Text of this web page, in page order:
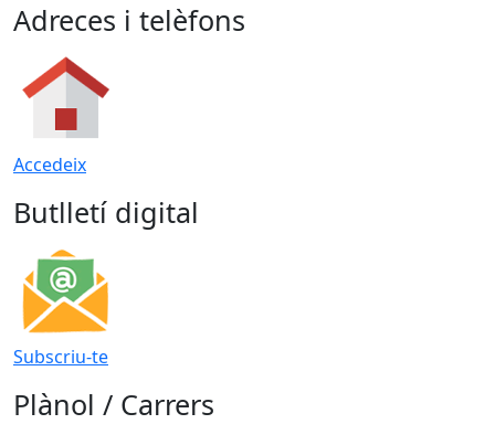
Adreces i telèfons
Accedeix
Butlletí digital
Subscriu-te
Plànol / Carrers